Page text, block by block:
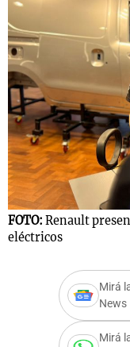
FOTO: Renault
eléctricos
Mirá
News
Mirá